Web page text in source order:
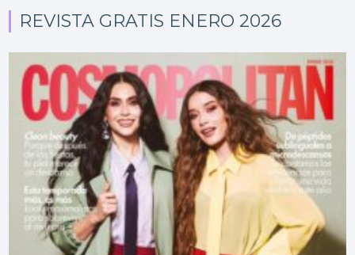
REVISTA GRATIS ENERO 2026